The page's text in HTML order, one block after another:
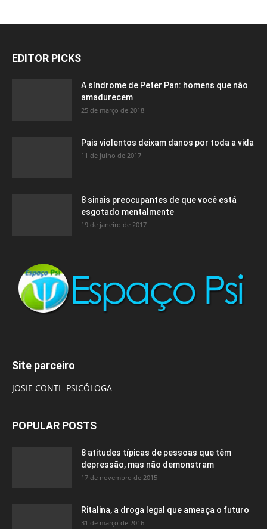
EDITOR PICKS
A síndrome de Peter Pan: homens que não
amadurecem
25 de março de 2018
Pais violentos deixam danos por toda a vida
11 de julho de 2017
8 sinais preocupantes de que você está
esgotado mentalmente
19 de janeiro de 2017
Site parceiro
JOSIE CONTI- PSICÓLOGA
POPULAR POSTS
8 atitudes típicas de pessoas que têm
depressão, mas não demonstram
17 de novembro de 2015
Ritalina, a droga legal que ameaça o futuro
31 de março de 2016